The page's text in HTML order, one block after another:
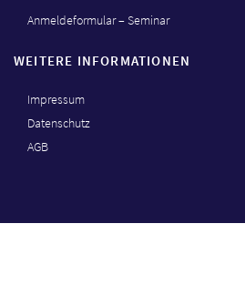
Anmeldeformular – Seminar
WEITERE INFORMATIONEN
Impressum
Datenschutz
AGB